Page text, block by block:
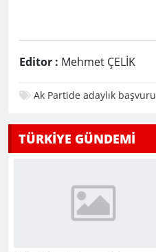
Editor : Mehmet ÇELİK
Ak Partide adaylık
TÜRKİYE GÜNDEMİ